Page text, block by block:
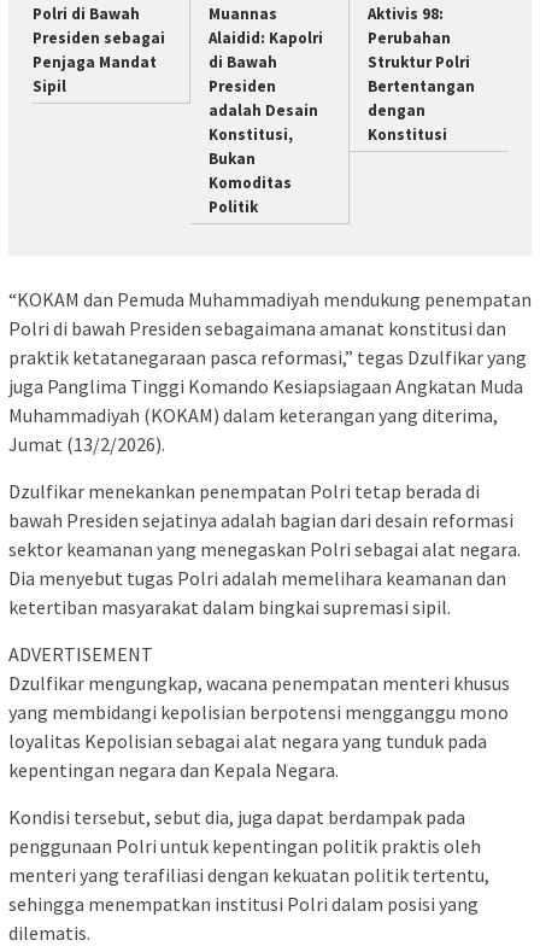
Polri di Bawah
Presiden sebagai
Penjaga Mandat
Sipil
Muannas
Alaidid: Kapolri
di Bawah
Presiden
adalah Desain
Konstitusi,
Bukan
Komoditas
Politik
Aktivis 98:
Perubahan
Struktur Polri
Bertentangan
dengan
Konstitusi
“KOKAM dan Pemuda Muhammadiyah mendukung penempatan
Polri di bawah Presiden sebagaimana amanat konstitusi dan
praktik ketatanegaraan pasca reformasi,” tegas Dzulfikar yang
juga Panglima Tinggi Komando Kesiapsiagaan Angkatan Muda
Muhammadiyah (KOKAM) dalam keterangan yang diterima,
Jumat (13/2/2026).
Dzulfikar menekankan penempatan Polri tetap berada di
bawah Presiden sejatinya adalah bagian dari desain reformasi
sektor keamanan yang menegaskan Polri sebagai alat negara.
Dia menyebut tugas Polri adalah memelihara keamanan dan
ketertiban masyarakat dalam bingkai supremasi sipil.
ADVERTISEMENT
Dzulfikar mengungkap, wacana penempatan menteri khusus
yang membidangi kepolisian berpotensi mengganggu mono
loyalitas Kepolisian sebagai alat negara yang tunduk pada
kepentingan negara dan Kepala Negara.
Kondisi tersebut, sebut dia, juga dapat berdampak pada
penggunaan Polri untuk kepentingan politik praktis oleh
menteri yang terafiliasi dengan kekuatan politik tertentu,
sehingga menempatkan institusi Polri dalam posisi yang
dilematis.